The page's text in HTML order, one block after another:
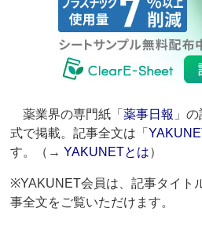
薬業界の専門紙「薬事日報 」
式で掲載。記事全文は「
す。（→YAKUNETとは）
※YAKUNET会員は、記事タイト
事全文をご覧いただけます。